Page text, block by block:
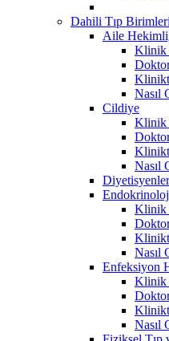
Dahili Tıp Birimleri
Aile
Klinik
Nasıl
Cildiye
Klinik
Nasıl
Klinik
Nasıl
Enfeksiyon
Klinik
Nasıl